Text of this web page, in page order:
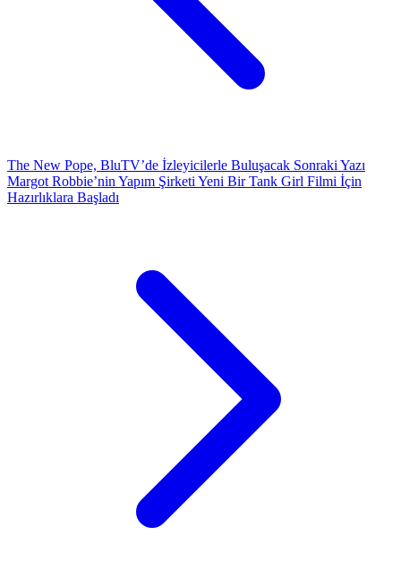
The New Pope, BluTV’de İzleyicilerle Buluşacak Sonraki Yazı
Margot Robbie’nin Yapım Şirketi Yeni Bir Tank Girl Filmi İçin
Hazırlıklara Başladı